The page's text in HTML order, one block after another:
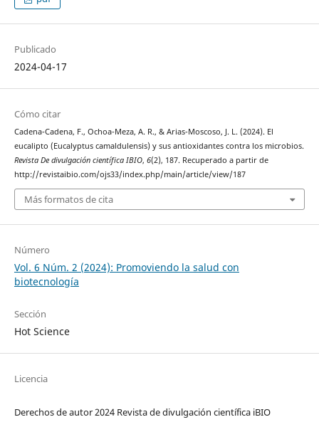
Publicado
2024-04-17
Cómo citar
Cadena-Cadena, F., Ochoa-Meza, A. R., & Arias-Moscoso, J. L. (2024). El
eucalipto (Eucalyptus camaldulensis) y sus antioxidantes contra los microbios.
Revista De divulgación científica IBIO, 6(2), 187. Recuperado a partir de
http://revistaibio.com/ojs33/index.php/main/article/view/187
Más formatos de cita
Número
Vol. 6 Núm. 2 (2024): Promoviendo la salud con
biotecnología
Sección
Hot Science
Licencia
Derechos de autor 2024 Revista de divulgación científica iBIO